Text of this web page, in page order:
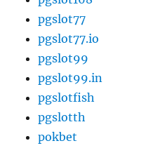
pgslot77
pgslot77.io
pgslot99
pgslot99.in
pgslotfish
pgslotth
pokbet